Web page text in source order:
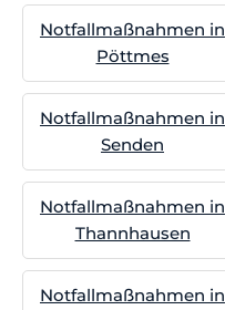
Notfallmaßnahmen in
Pöttmes
Notfallmaßnahmen in
Senden
Notfallmaßnahmen in
Thannhausen
Notfallmaßnahmen in